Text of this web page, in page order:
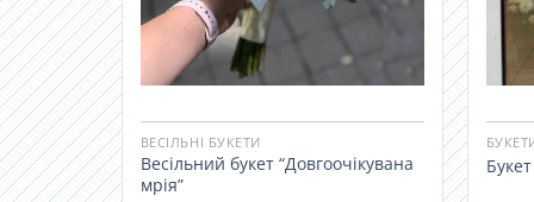
ВЕСІЛЬНІ БУКЕТИ
Весільний букет “Довгоочікувана
мрія”